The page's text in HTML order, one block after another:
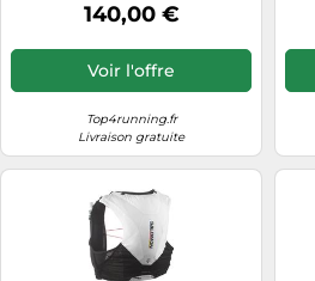
140,00 €
Voir l'offre
Top4running.fr
Livraison gratuite